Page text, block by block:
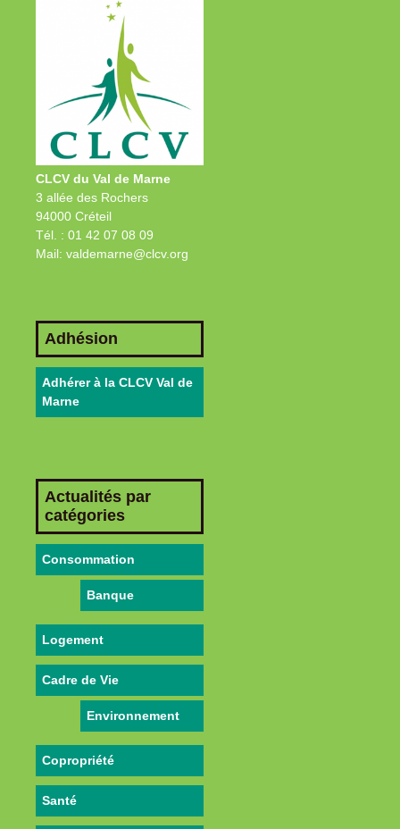
CLCV du Val de Marne
3 allée des Rochers
94000 Créteil
Tél. : 01 42 07 08 09
Mail: valdemarne@clcv.org
Adhésion
Adhérer à la CLCV Val de
Marne
Actualités par
catégories
Consommation
Banque
Logement
Cadre de Vie
Environnement
Copropriété
Santé